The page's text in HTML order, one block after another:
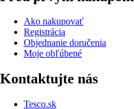
Ako nakupovať
Registrácia
Objednanie doručenia
Moje obľúbené
Kontaktujte nás
Tesco.sk